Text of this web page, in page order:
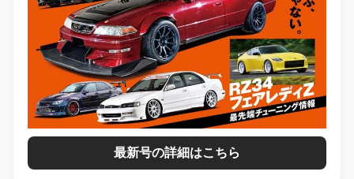
最新号の詳細はこちら